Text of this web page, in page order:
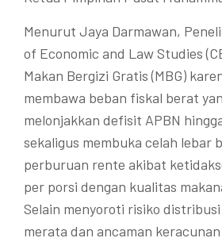
Menurut Jaya Darmawan,
of Economic and Law Studies
Makan Bergizi Gratis (MBG)
membawa beban fiskal berat
melonjakkan defisit APBN
sekaligus membuka celah lebar
perburuan rente akibat
per porsi dengan kualitas
Selain menyoroti risiko
merata dan ancaman